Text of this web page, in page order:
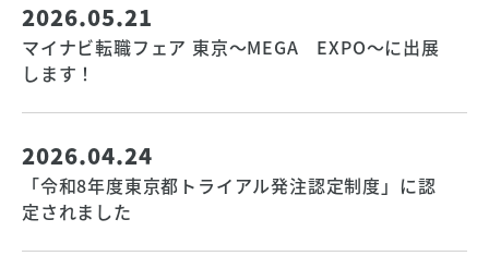
2026.05.21
マイナビ転職フェア 東京〜MEGA EXPO〜に出展
します！
2026.04.24
「令和8年度東京都トライアル発注認定制度」に認
定されました